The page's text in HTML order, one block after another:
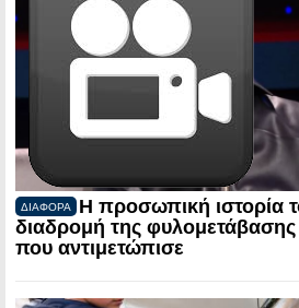
ΔΙΑΦΟΡΑ
Η προσωπική ιστορία
διαδρομή της φυλομετάβασης
που αντιμετώπισε